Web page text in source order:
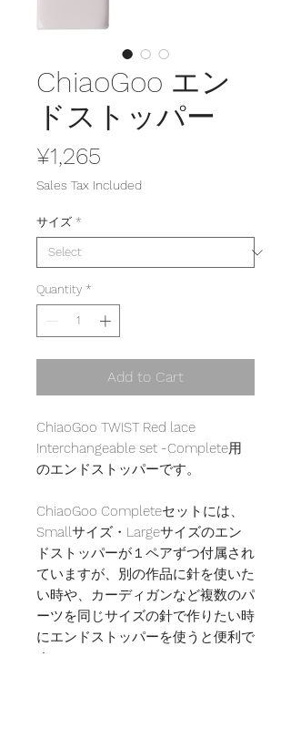
ChiaoGoo エン
ドストッパー
¥1,265
Sales Tax Included
サイズ *
Quantity *
Add to Cart
ChiaoGoo TWIST Red lace
Interchangeable set -Complete用
のエンドストッパーです。
ChiaoGoo Completeセットには、
Smallサイズ・Largeサイズのエン
ドストッパーが１ペアずつ付属され
ていますが、別の作品に針を使いた
い時や、カーディガンなど複数のパ
ーツを同じサイズの針で作りたい時
にエンドストッパーを使うと便利で
す。